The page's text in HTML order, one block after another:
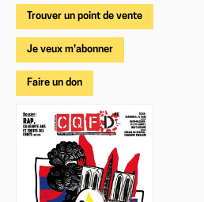
Trouver un point de vente
Je veux m'abonner
Faire un don